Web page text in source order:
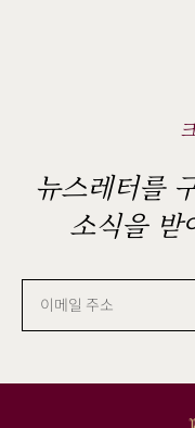
뉴스레터를
소식을
이
메
일
주
소